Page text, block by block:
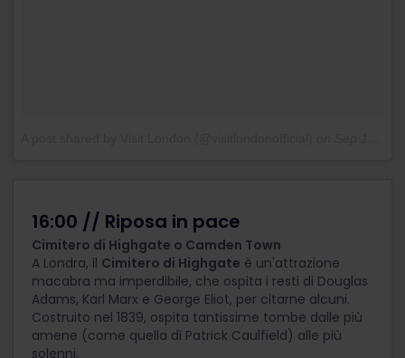
16:00 // Riposa in pace
Cimitero di Highgate o Camden Town
A Londra, il Cimitero di Highgate è un'attrazione
macabra ma imperdibile, che ospita i resti di Douglas
Adams, Karl Marx e George Eliot, per citarne alcuni.
Costruito nel 1839, ospita tantissime tombe dalle più
amene (come quella di Patrick Caulfield) alle più
solenni.